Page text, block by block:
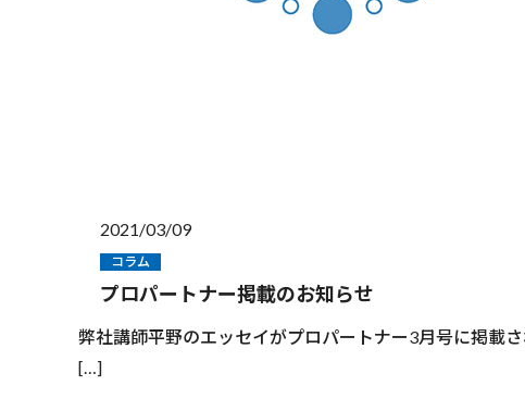
2021/03/09
コラム
プロパートナー掲載のお知らせ
弊社講師平野のエッセイがプロパートナー3月号に掲載
[…]